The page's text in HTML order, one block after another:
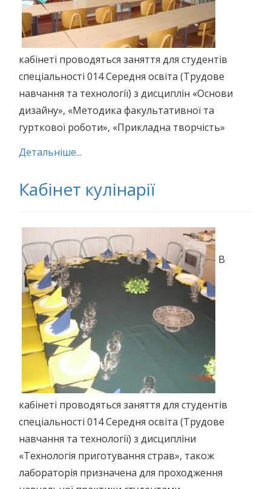
кабінеті проводяться заняття для студентів
спеціальності 014 Середня освіта (Трудове
навчання та технології) з дисциплін «Основи
дизайну», «Методика факультативної та
гурткової роботи», «Прикладна творчість»
Детальніше...
Кабінет кулінарії
В
кабінеті проводяться заняття для студентів
спеціальності 014 Середня освіта (Трудове
навчання та технології) з дисципліни
«Технологія приготування страв», також
лабораторія призначена для проходження